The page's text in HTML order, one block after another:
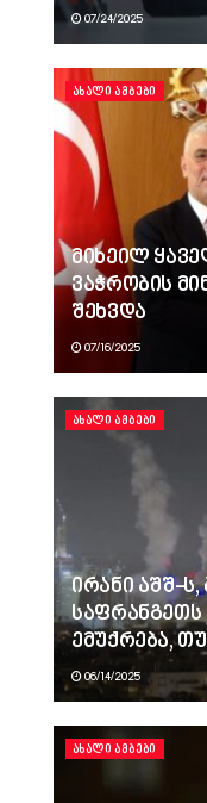
07/24/2025
ᲐᲮᲐᲚᲘ ᲐᲛᲑᲔᲑᲘ
მიხეილ
ვაჭრობის
შეხვდა
07/16/2025
ᲐᲮᲐᲚᲘ ᲐᲛᲑᲔᲑᲘ
ირანი აშშ-
საფრანგეთს
ემუქრება,
06/14/2025
ᲐᲮᲐᲚᲘ ᲐᲛᲑᲔᲑᲘ